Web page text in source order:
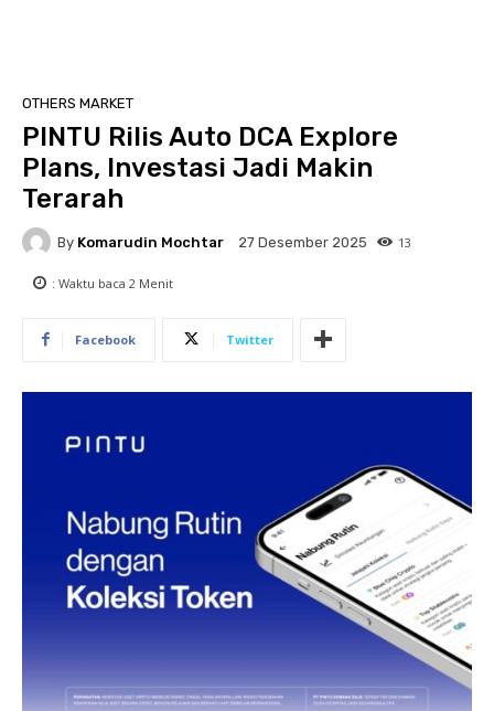
OTHERS MARKET
PINTU Rilis Auto DCA Explore
Plans, Investasi Jadi Makin
Terarah
By Komarudin Mochtar 27 Desember 2025 13
: Waktu baca 2 Menit
Facebook Twitter